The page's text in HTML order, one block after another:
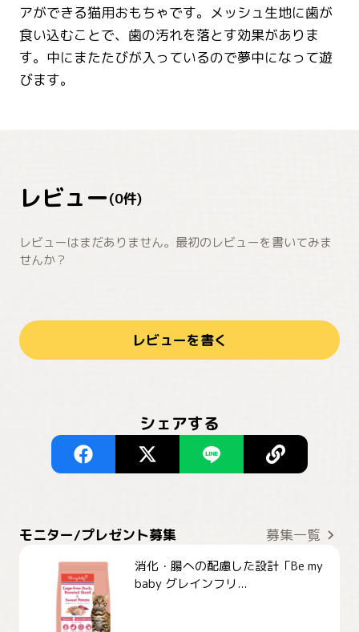
アができる猫用おもちゃです。メッシュ生地に歯が
食い込むことで、歯の汚れを落とす効果がありま
す。中にまたたびが入っているので夢中になって遊
びます。
レビュー(0件)
レビューはまだありません。最初のレビューを書いてみま
せんか？
レビューを書く
シェアする
モニター/プレゼント募集 募集一覧
消化・腸への配慮した設計「Be my
baby グレインフリ...